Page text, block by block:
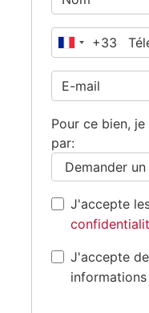
France
+33
Pour ce bien,
par:
J'accepte
J'accepte